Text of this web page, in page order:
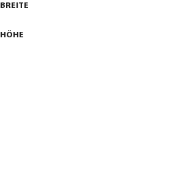
BREITE
HÖHE